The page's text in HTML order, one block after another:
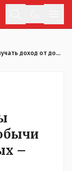
Казахстанцы должны получать доход от добычи полезных ископаемых – предложение НПК
–